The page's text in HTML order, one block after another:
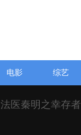
电影 综艺
法医秦明之幸存者